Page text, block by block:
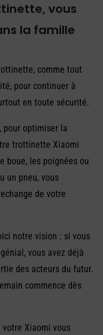
vous
la famille
comme tout
pour continuer à
en toute sécurité.
pour optimiser la
trottinette Xiaomi
boue, les poignées ou
un pneu, vous
de votre
notre vision : si vous
vous avez déjà
des acteurs du futur.
commence dès
Xiaomi vous